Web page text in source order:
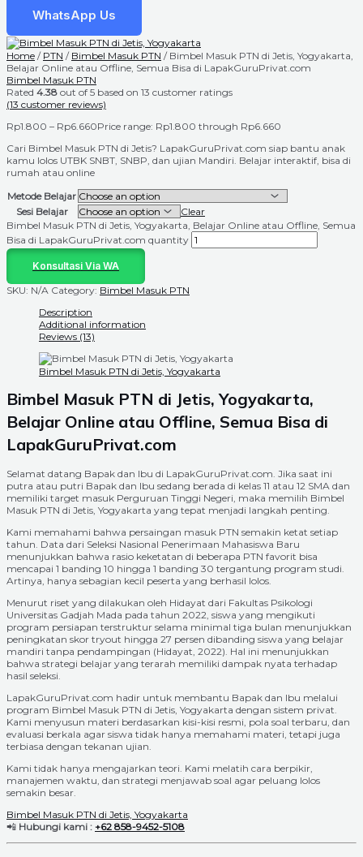
WhatsApp Us
Home / PTN / Bimbel Masuk PTN / Bimbel Masuk PTN di Jetis, Yogyakarta,
Belajar Online atau Offline, Semua Bisa di LapakGuruPrivat.com
Bimbel Masuk PTN
Rated 4.38 out of 5 based on 13 customer ratings
(13 customer reviews)
Rp1.800 – Rp6.660Price range: Rp1.800 through Rp6.660
Cari Bimbel Masuk PTN di Jetis? LapakGuruPrivat.com siap bantu anak
kamu lolos UTBK SNBT, SNBP, dan ujian Mandiri. Belajar interaktif, bisa di
rumah atau online
Metode Belajar
Sesi Belajar
Clear
Bimbel Masuk PTN di Jetis, Yogyakarta, Belajar Online atau Offline, Semua
Bisa di LapakGuruPrivat.com quantity
Konsultasi Via WA
SKU: N/A Category: Bimbel Masuk PTN
Description
Additional information
Reviews (13)
Bimbel Masuk PTN di Jetis, Yogyakarta
Bimbel Masuk PTN di Jetis, Yogyakarta,
Belajar Online atau Offline, Semua Bisa di
LapakGuruPrivat.com
Selamat datang Bapak dan Ibu di LapakGuruPrivat.com. Jika saat ini
putra atau putri Bapak dan Ibu sedang berada di kelas 11 atau 12 SMA dan
memiliki target masuk Perguruan Tinggi Negeri, maka memilih Bimbel
Masuk PTN di Jetis, Yogyakarta yang tepat menjadi langkah penting.
Kami memahami bahwa persaingan masuk PTN semakin ketat setiap
tahun. Data dari Seleksi Nasional Penerimaan Mahasiswa Baru
menunjukkan bahwa rasio keketatan di beberapa PTN favorit bisa
mencapai 1 banding 10 hingga 1 banding 30 tergantung program studi.
Artinya, hanya sebagian kecil peserta yang berhasil lolos.
Menurut riset yang dilakukan oleh Hidayat dari Fakultas Psikologi
Universitas Gadjah Mada pada tahun 2022, siswa yang mengikuti
program persiapan terstruktur selama minimal tiga bulan menunjukkan
peningkatan skor tryout hingga 27 persen dibanding siswa yang belajar
mandiri tanpa pendampingan (Hidayat, 2022). Hal ini menunjukkan
bahwa strategi belajar yang terarah memiliki dampak nyata terhadap
hasil seleksi.
LapakGuruPrivat.com hadir untuk membantu Bapak dan Ibu melalui
program Bimbel Masuk PTN di Jetis, Yogyakarta dengan sistem privat.
Kami menyusun materi berdasarkan kisi-kisi resmi, pola soal terbaru, dan
evaluasi berkala agar siswa tidak hanya memahami materi, tetapi juga
terbiasa dengan tekanan ujian.
Kami tidak hanya mengajarkan teori. Kami melatih cara berpikir,
manajemen waktu, dan strategi menjawab soal agar peluang lolos
semakin besar.
Bimbel Masuk PTN di Jetis, Yogyakarta
📲 Hubungi kami : +62 858-9452-5108